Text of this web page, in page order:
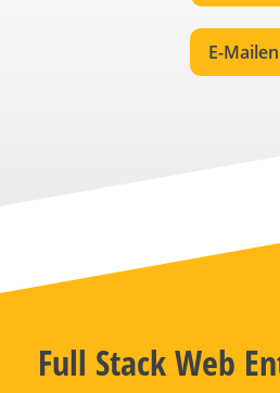
E-Mailen
Full Stack Web